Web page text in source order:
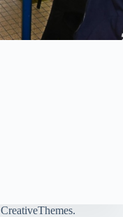
CreativeThemes.